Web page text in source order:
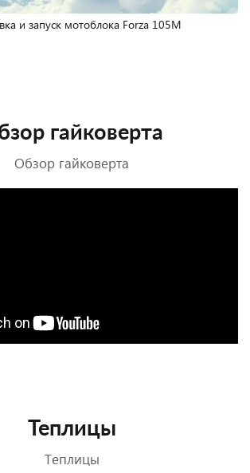
и запуск мотоблока Forza 105M
гайковерта
Обзор гайковерта
Теплицы
Теплицы